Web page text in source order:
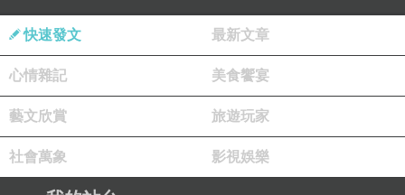
四、食品管理（
項目
配分得分備註
原料標示完整
5
保存期限管理
生熟食分離
食材離地離牆存放
快速發文 最新文章
心情雜記 美食饗宴
藝文欣賞 旅遊玩家
社會萬象 影視娛樂